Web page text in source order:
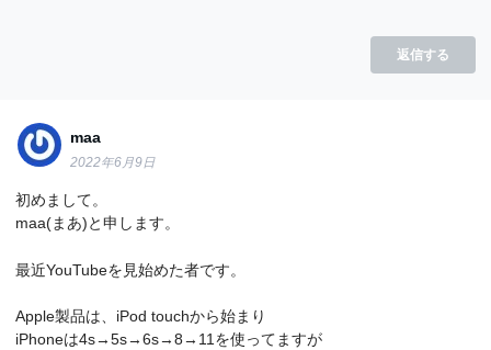
返信する
maa
2022年6月9日
初めまして。
maa(まあ)と申します。
最近YouTubeを見始めた者です。
Apple製品は、iPod touchから始まり
iPhoneは4s→5s→6s→8→11を使ってますが